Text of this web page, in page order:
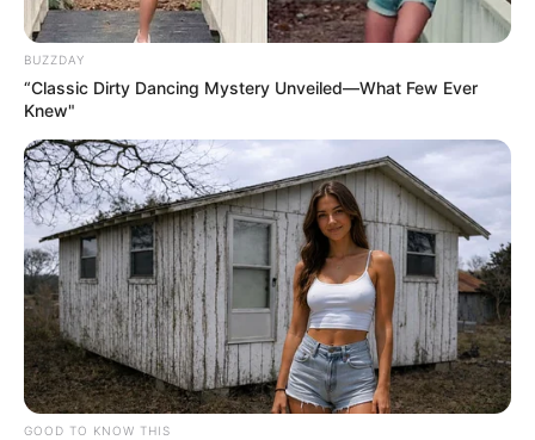
BUZZDAY
“Classic Dirty Dancing Mystery Unveiled—What Few Ever
Knew"
GOOD TO KNOW THIS